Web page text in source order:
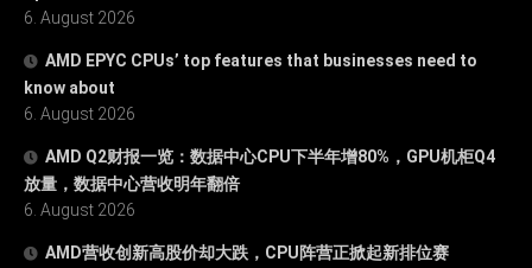
6. August 2026
AMD EPYC CPUs’ top features that businesses need to
know about
6. August 2026
AMD Q2财报一览：数据中心CPU下半年增80%，GPU机柜Q4
放量，数据中心营收明年翻倍
6. August 2026
AMD营收创新高股价却大跌，CPU阵营正掀起新排位赛